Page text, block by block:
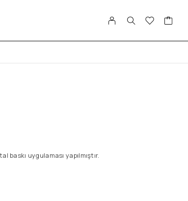
uygulaması yapılmıştır.